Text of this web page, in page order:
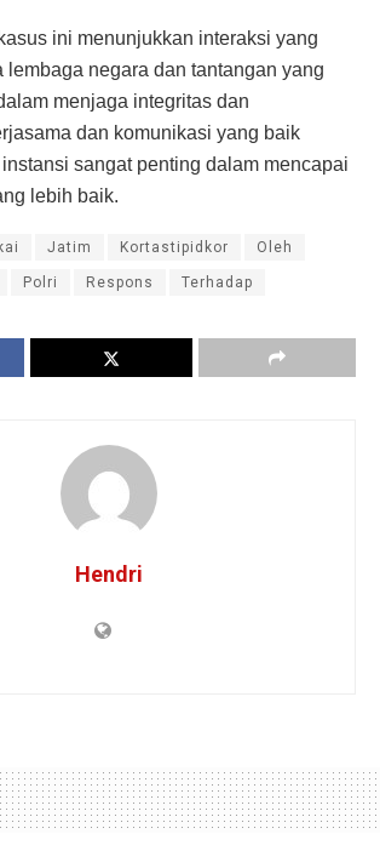
ini menunjukkan interaksi yang
lembaga negara dan tantangan yang
menjaga integritas dan
dan komunikasi yang baik
sangat penting dalam mencapai
lebih baik.
Jatim Kortastipidkor Oleh
Polri Respons Terhadap
Hendri